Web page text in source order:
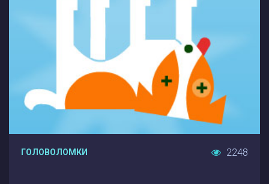
ГОЛОВОЛОМКИ 2248